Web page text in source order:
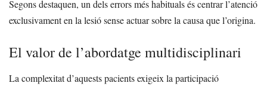
Segons destaquen, un dels errors més habituals és centrar l’atenció
exclusivament en la lesió sense actuar sobre la causa que l’origina.
El valor de l’abordatge multidisciplinari
La complexitat d’aquests pacients exigeix la participació